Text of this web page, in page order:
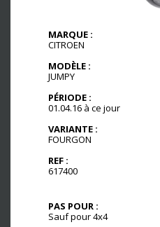
MARQUE :
CITROEN
MODÈLE :
JUMPY
PÉRIODE :
01.04.16 à ce jour
VARIANTE :
FOURGON
REF :
617400
PAS POUR :
Sauf pour 4x4